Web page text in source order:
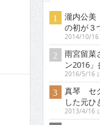
瀧内公
の初が３
2014/10/16
雨宮留
ン2016
2016/5/16
真琴 セ
した元ひ
2013/4/16